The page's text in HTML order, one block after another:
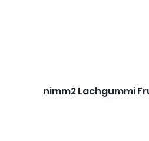
nimm2 Lachgummi